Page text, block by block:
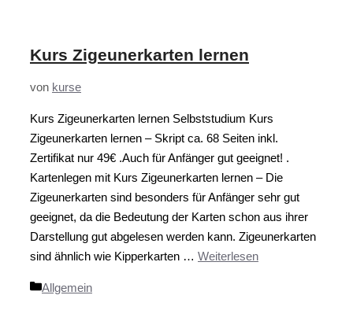
Kurs Zigeunerkarten lernen
von kurse
Kurs Zigeunerkarten lernen Selbststudium Kurs
Zigeunerkarten lernen – Skript ca. 68 Seiten inkl.
Zertifikat nur 49€ .Auch für Anfänger gut geeignet! .
Kartenlegen mit Kurs Zigeunerkarten lernen – Die
Zigeunerkarten sind besonders für Anfänger sehr gut
geeignet, da die Bedeutung der Karten schon aus ihrer
Darstellung gut abgelesen werden kann. Zigeunerkarten
sind ähnlich wie Kipperkarten … Weiterlesen
Kategorien
Allgemein